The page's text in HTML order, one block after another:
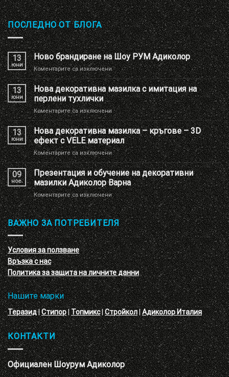
ПОСЛЕДНО ОТ БЛОГА
13
юни
Ново брандиране на Шоу РУМ Адиколор
Коментарите са изключениза
Ново
брандиране
на
Шоу
РУМ
Адиколор
13
юни
Нова декоративна мазилка с имитация на
перлени тухлички
Коментарите са изключениза
Нова
декоративна
мазилка
с
имитация
на
перлени
тухлички
13
юни
Нова декоративна мазилка – кръгове – 3D
ефект с VELE материал
Коментарите са изключениза
Нова
декоративна
мазилка
–
кръгове
–
3D
ефект
с
VELE
материал
09
ное.
Презентация и обучение на декоративни
мазилки Адиколор Варна
Коментарите са изключениза
Презентация
и
обучение
на
декоративни
мазилки
Адиколор
Варна
ВАЖНО ЗА ПОТРЕБИТЕЛЯ
Условия за ползване
Връзка с нас
Политика за защита на личните данни
Нашите марки
Теразид|Стипор|Топмикс|Стройкол|Адиколор Италия
КОНТАКТИ
Официален Шоурум Адиколор